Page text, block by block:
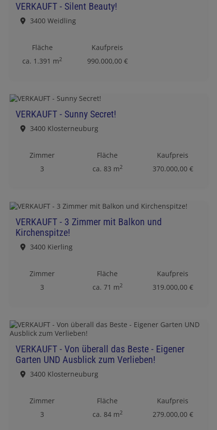
VERKAUFT - Silent Beauty!
3400 Weidling
Fläche
ca. 1.391 m2
Kaufpreis
990.000,00 €
VERKAUFT - Sunny Secret!
3400 Klosterneuburg
Zimmer
3
Fläche
ca. 83 m2
Kaufpreis
370.000,00 €
VERKAUFT - 3 Zimmer mit Balkon und
Kirchenspitze!
3400 Kierling
Zimmer
3
Fläche
ca. 71 m2
Kaufpreis
319.000,00 €
VERKAUFT - Von überall das Beste - Eigener
Garten UND Ausblick zum Verlieben!
3400 Klosterneuburg
Zimmer
3
Fläche
ca. 84 m2
Kaufpreis
279.000,00 €